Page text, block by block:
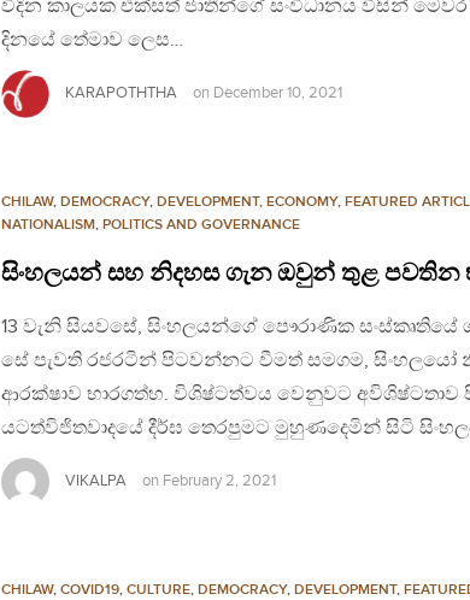
විදින කාලයක එක්සත් ජාතීන්ගේ සංවිධානය විසින්
දිනයේ තේමාව ලෙස…
KARAPOTHTHA on December 10, 2021
CHILAW, DEMOCRACY, DEVELOPMENT, ECONOMY, FEATURED
NATIONALISM, POLITICS AND GOVERNANCE
සිංහලයන් සහ නිදහස ගැන ඔවුන් තුළ පවතින
13 වැනි සියවසේ, සිංහලයන්ගේ පෞරාණික
සේ පැවති රජරටින් පිටවන්නට වීමත් සමගම, සිංහලයෝ
ආරක්ෂාව භාරගත්හ. විශිෂ්ටත්වය වෙනුවට අවිශිෂ්ටතාව
යටත්විජිතවාදයේ දීර්ඝ තෙරපුමට මුහුණදෙමින් සිටි
VIKALPA on February 2, 2021
CHILAW, COVID19, CULTURE, DEMOCRACY, DEVELOPMENT,